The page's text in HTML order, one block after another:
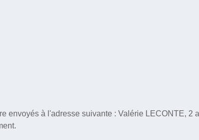
envoyés à l'adresse suivante : Valérie LECONTE, 2